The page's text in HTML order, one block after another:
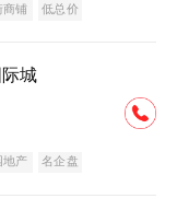
商铺 低总价
城
地产 名企盘